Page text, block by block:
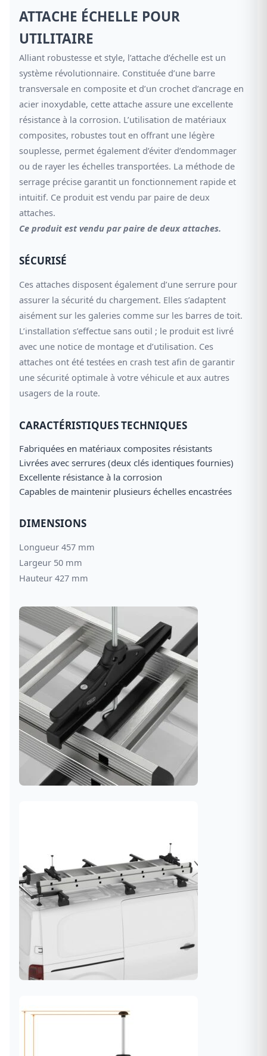
ATTACHE ÉCHELLE POUR
UTILITAIRE
Alliant robustesse et style, l’attache d’échelle est un
système révolutionnaire. Constituée d’une barre
transversale en composite et d’un crochet d’ancrage en
acier inoxydable, cette attache assure une excellente
résistance à la corrosion. L’utilisation de matériaux
composites, robustes tout en offrant une légère
souplesse, permet également d’éviter d’endommager
ou de rayer les échelles transportées. La méthode de
serrage précise garantit un fonctionnement rapide et
intuitif. Ce produit est vendu par paire de deux
attaches.
Ce produit est vendu par paire de deux attaches.
SÉCURISÉ
Ces attaches disposent également d’une serrure pour
assurer la sécurité du chargement. Elles s’adaptent
aisément sur les galeries comme sur les barres de toit.
L’installation s’effectue sans outil ; le produit est livré
avec une notice de montage et d’utilisation. Ces
attaches ont été testées en crash test afin de garantir
une sécurité optimale à votre véhicule et aux autres
usagers de la route.
CARACTÉRISTIQUES TECHNIQUES
Fabriquées en matériaux composites résistants
Livrées avec serrures (deux clés identiques fournies)
Excellente résistance à la corrosion
Capables de maintenir plusieurs échelles encastrées
DIMENSIONS
Longueur 457 mm
Largeur 50 mm
Hauteur 427 mm